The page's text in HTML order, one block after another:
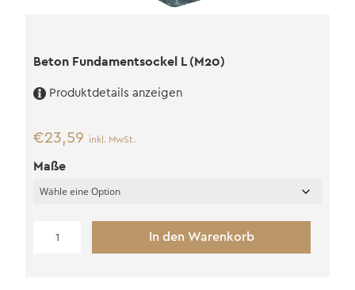
Beton Fundamentsockel L (M20)
Produktdetails anzeigen
€23,59 inkl. MwSt.
Maße
Fundamentsockel
In den Warenkorb